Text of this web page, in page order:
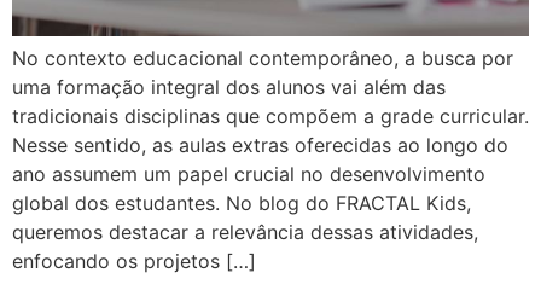
No contexto educacional contemporâneo, a busca por
uma formação integral dos alunos vai além das
tradicionais disciplinas que compõem a grade curricular.
Nesse sentido, as aulas extras oferecidas ao longo do
ano assumem um papel crucial no desenvolvimento
global dos estudantes. No blog do FRACTAL Kids,
queremos destacar a relevância dessas atividades,
enfocando os projetos […]